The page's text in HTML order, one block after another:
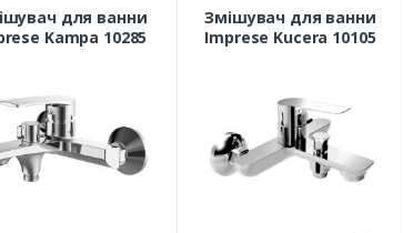
для ванни
Kampa 10285
Змішувач для ванни
Imprese Kucera 10105